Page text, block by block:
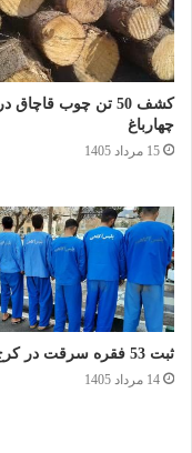
کشف 50 تن چوب قاچاق در
چهارباغ
15 مرداد 1405
ثبت 53 فقره سرقت در کرج
14 مرداد 1405